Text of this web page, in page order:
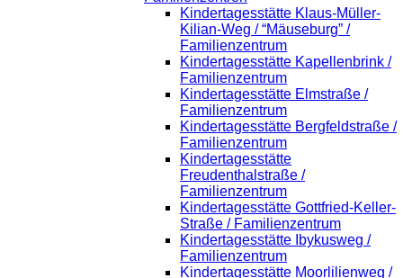
Kindertagesstätte Klaus-Müller-
Kilian-Weg / “Mäuseburg” /
Familienzentrum
Kindertagesstätte Kapellenbrink /
Familienzentrum
Kindertagesstätte Elmstraße /
Familienzentrum
Kindertagesstätte Bergfeldstraße /
Familienzentrum
Kindertagesstätte
Freudenthalstraße /
Familienzentrum
Kindertagesstätte Gottfried-Keller-
Straße / Familienzentrum
Kindertagesstätte Ibykusweg /
Familienzentrum
Kindertagesstätte Moorlilienweg /